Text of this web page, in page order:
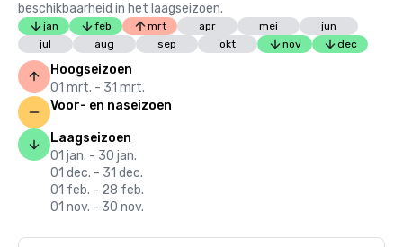
beschikbaarheid in het laagseizoen.
jan feb mrt apr mei
jun
jul
aug sep okt nov dec
Hoogseizoen
01 mrt. - 31 mrt.
Voor- en naseizoen
Laagseizoen
01 jan. - 30 jan.
01 dec. - 31 dec.
01 feb. - 28 feb.
01 nov. - 30 nov.